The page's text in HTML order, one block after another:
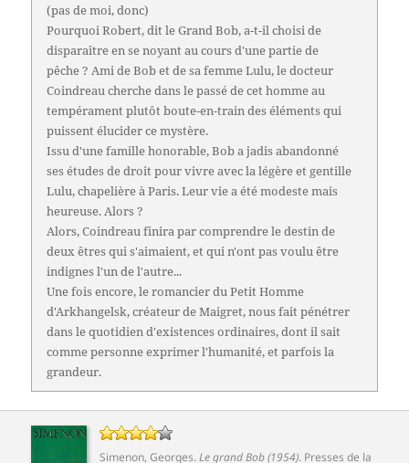
(pas de moi, donc)
Pourquoi Robert, dit le Grand Bob, a-t-il choisi de
disparaître en se noyant au cours d'une partie de
pêche ? Ami de Bob et de sa femme Lulu, le docteur
Coindreau cherche dans le passé de cet homme au
tempérament plutôt boute-en-train des éléments qui
puissent élucider ce mystère.
Issu d'une famille honorable, Bob a jadis abandonné
ses études de droit pour vivre avec la légère et gentille
Lulu, chapelière à Paris. Leur vie a été modeste mais
heureuse. Alors ?
Alors, Coindreau finira par comprendre le destin de
deux êtres qui s'aimaient, et qui n'ont pas voulu être
indignes l'un de l'autre...
Une fois encore, le romancier du Petit Homme
d'Arkhangelsk, créateur de Maigret, nous fait pénétrer
dans le quotidien d'existences ordinaires, dont il sait
comme personne exprimer l'humanité, et parfois la
grandeur.
Simenon, Georges.Le grand Bob (1954). Presses de la